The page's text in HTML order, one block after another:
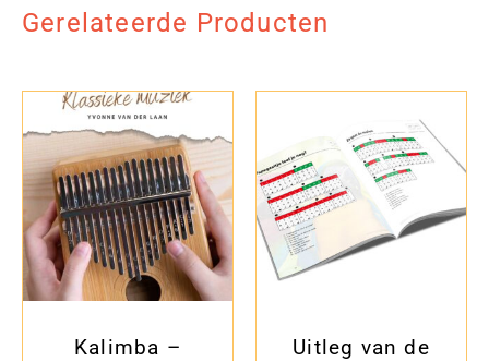
Gerelateerde Producten
Kalimba –
Uitleg van de